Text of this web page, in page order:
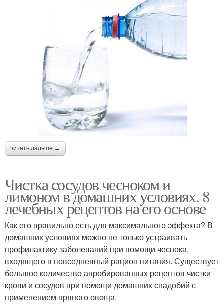
читать дальше →
Чистка сосудов чесноком и
лимоном в домашних условиях. 8
лечебных рецептов на его основе
Как его правильно есть для максимального эффекта? В
домашних условиях можно не только устраивать
профилактику заболеваний при помощи чеснока,
входящего в повседневный рацион питания. Существует
большое количество апробированных рецептов чистки
крови и сосудов при помощи домашних снадобий с
применением пряного овоща.